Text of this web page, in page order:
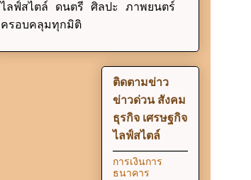
ไลฟ์สไตล์ ดนตรี ศิลปะ ภาพยนตร์
ครอบคลุมทุกมิติ
ติดตามข่าว
ข่าวด่วน สังคม
ธุรกิจ เศรษฐกิจ
ไลฟ์สไตล์
การเงินการ
ธนาคาร